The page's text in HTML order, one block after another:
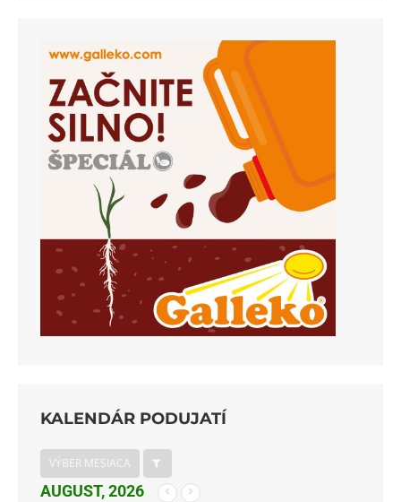
KALENDÁR PODUJATÍ
VÝBER MESIACA
AUGUST, 2026